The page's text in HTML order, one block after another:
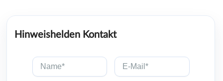
Hinweishelden Kontakt